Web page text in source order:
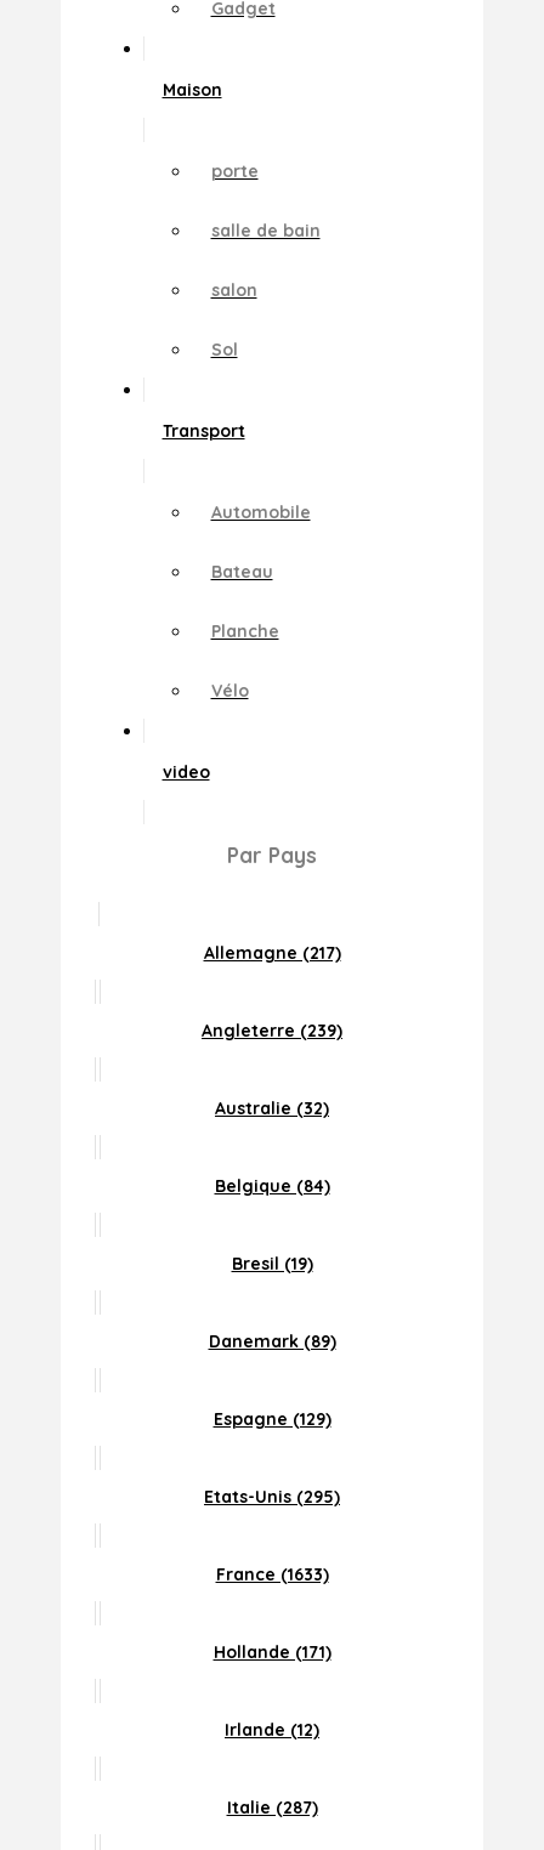
Gadget
Maison
porte
salle de bain
salon
Sol
Transport
Automobile
Bateau
Planche
Vélo
video
Par Pays
Allemagne (217)
Angleterre (239)
Australie (32)
Belgique (84)
Bresil (19)
Danemark (89)
Espagne (129)
Etats-Unis (295)
France (1633)
Hollande (171)
Irlande (12)
Italie (287)